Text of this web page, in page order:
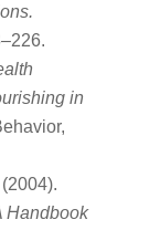
in
Handbook